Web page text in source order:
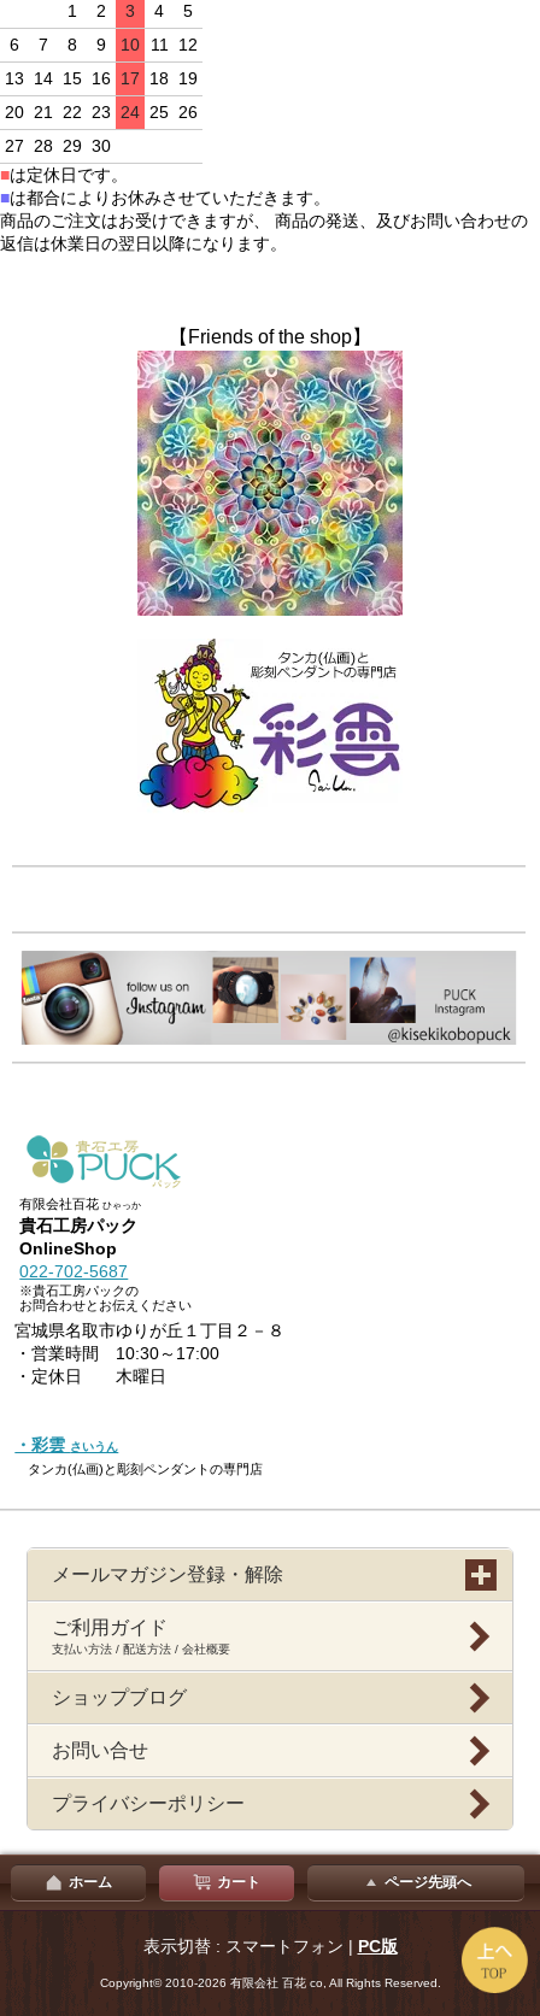
1
2 3 4
5
6
7 8 9 10 11 12
13
14 15 16 17 18 19
20 21 22 23 24 25 26
27 28 29 30
■は定休日です。
■は都合によりお休みさせていただきます。
商品のご注文はお受けできますが、 商品の発送、及びお問い合わせの
返信は休業日の翌日以降になります。
【Friends of the shop】
有限会社百花ひゃっか
貴石工房パック
OnlineShop
022-702-5687
※貴石工房パックの
お問合わせとお伝えください
宮城県名取市ゆりが丘１丁目２－８
・営業時間 10:30～17:00
・定休日 木曜日
・彩雲 さいうん
タンカ(仏画)と彫刻ペンダントの専門店
メールマガジン登録・解除
ご利用ガイド
支払い方法 / 配送方法 / 会社概要
ショップブログ
お問い合せ
プライバシーポリシー
ホーム カート ページ先頭へ
表示切替 : スマートフォン | PC版
Copyright© 2010-2026 有限会社 百花 co, All Rights Reserved.